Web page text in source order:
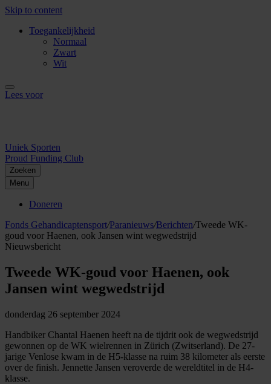
Skip to content
Toegankelijkheid
Normaal
Zwart
Wit
Lees voor
Uniek Sporten
Proud Funding Club
Zoeken
Menu
Doneren
Fonds Gehandicaptensport/Paranieuws/Berichten/Tweede WK-
goud voor Haenen, ook Jansen wint wegwedstrijd
Nieuwsbericht
Tweede WK-goud voor Haenen, ook
Jansen wint wegwedstrijd
donderdag 26 september 2024
Handbiker Chantal Haenen heeft na de tijdrit ook de wegwedstrijd
gewonnen op de WK wielrennen in Zürich (Zwitserland). De 27-
jarige Venlose kwam in de H5-klasse na ruim 38 kilometer als eerste
over de finish. Jennette Jansen veroverde de wereldtitel in de H4-
klasse.